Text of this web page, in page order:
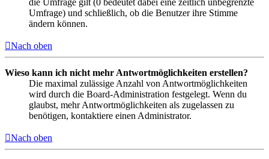
die Umfrage gilt (0 bedeutet dabei eine zeitlich unbegrenzte
Umfrage) und schließlich, ob die Benutzer ihre Stimme
ändern können.
Nach oben
Wieso kann ich nicht mehr Antwortmöglichkeiten erstellen?
Die maximal zulässige Anzahl von Antwortmöglichkeiten
wird durch die Board-Administration festgelegt. Wenn du
glaubst, mehr Antwortmöglichkeiten als zugelassen zu
benötigen, kontaktiere einen Administrator.
Nach oben